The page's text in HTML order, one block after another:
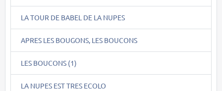
LA TOUR DE BABEL DE LA NUPES
APRES LES BOUGONS, LES BOUCONS
LES BOUCONS (1)
LA NUPES EST TRES ECOLO